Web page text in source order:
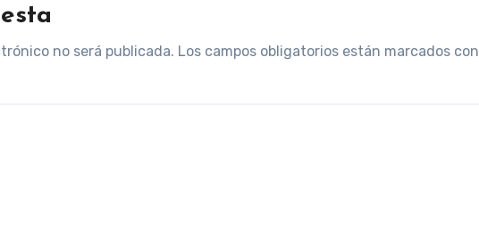
no será publicada. Los campos obligatorios están marcados con